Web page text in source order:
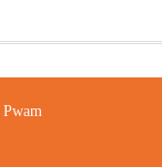
Pwam